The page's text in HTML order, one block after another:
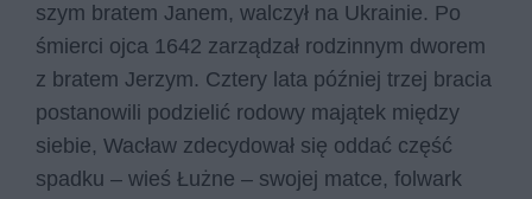
szym bra­tem Ja­nem, wal­czył na Ukra­inie. Po
śmier­ci ojca 1642 za­rzą­dzał ro­dzin­nym dwo­rem
z bra­tem Je­rzym. Czte­ry lata póź­niej trzej bra­cia
po­sta­no­wi­li po­dzie­lić ro­do­wy ma­ją­tek mię­dzy
sie­bie, Wa­cław zde­cy­do­wał się od­dać część
spad­ku – wieś Łużne – swo­jej mat­ce, fol­wark